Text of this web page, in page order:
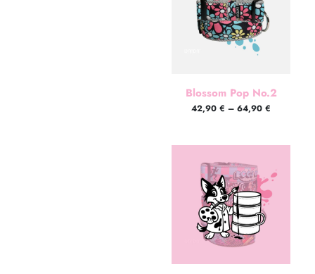
Blossom Pop No.2
42,90 € – 64,90 €